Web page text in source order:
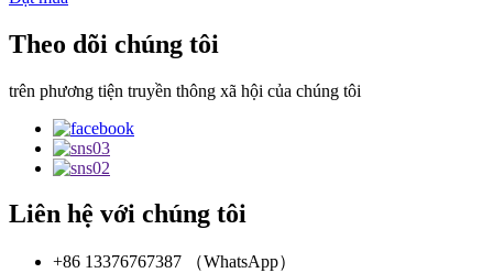
Theo dõi chúng tôi
trên phương tiện truyền thông xã hội của chúng tôi
Liên hệ với chúng tôi
+86 13376767387 （WhatsApp）